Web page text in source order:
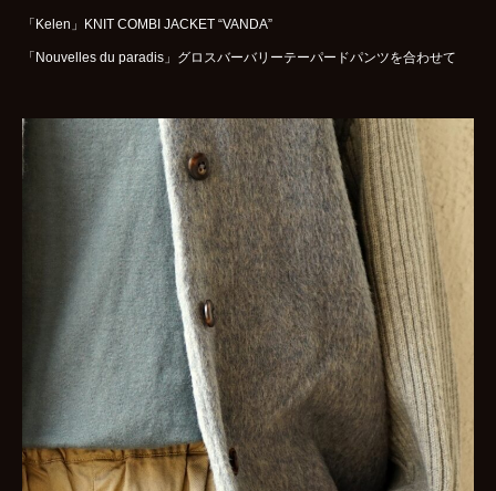
「Kelen」KNIT COMBI JACKET “VANDA”
「Nouvelles du paradis」グロスバーバリーテーパードパンツを合わせて